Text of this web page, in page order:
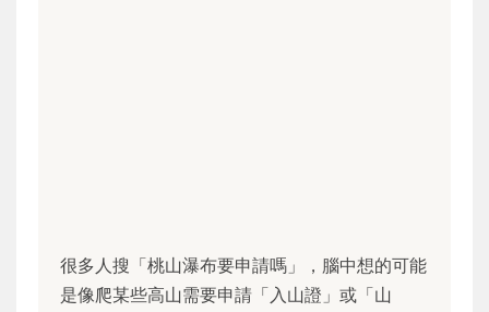
很多人搜「桃山瀑布要申請嗎」，腦中想的可能
是像爬某些高山需要申請「入山證」或「山